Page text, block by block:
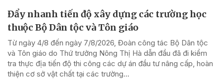
Đẩy nhanh tiến độ xây dựng các trường học
thuộc Bộ Dân tộc và Tôn giáo
Từ ngày 4/8 đến ngày 7/8/2026, Đoàn công tác Bộ Dân tộc
và Tôn giáo do Thứ trưởng Nông Thị Hà dẫn đầu đã đi kiểm
tra thực địa tiến độ thi công các dự án đầu tư nâng cấp, hoàn
thiện cơ sở vật chất tại các trường...